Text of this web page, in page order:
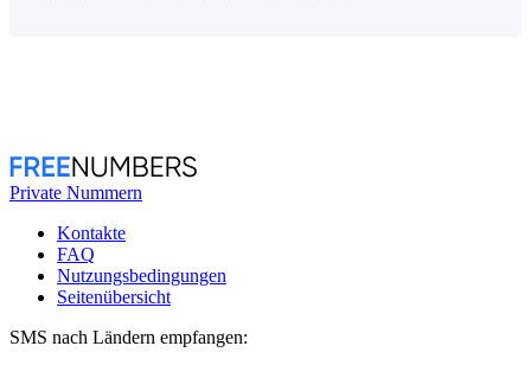
Private Nummern
Kontakte
FAQ
Nutzungsbedingungen
Seitenübersicht
SMS nach Ländern empfangen: